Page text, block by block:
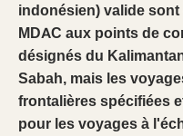
indonésien) valide
MDAC aux points de
désignés du
Sabah, mais les
frontalières spécifiées
pour les voyages à